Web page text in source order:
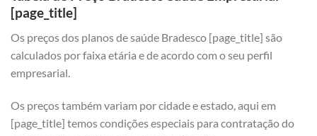
[page_title]
Os preços dos planos de saúde Bradesco [page_title] são
calculados por faixa etária e de acordo com o seu perfil
empresarial.
Os preços também variam por cidade e estado, aqui em
[page_title] temos condições especiais para contratação do